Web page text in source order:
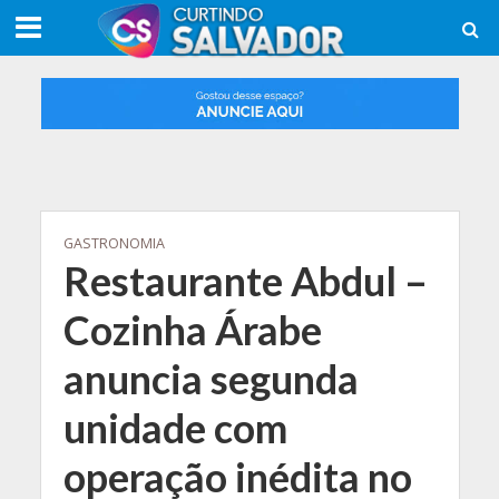
GASTRONOMIA
Restaurante Abdul –
Cozinha Árabe
anuncia segunda
unidade com
operação inédita no